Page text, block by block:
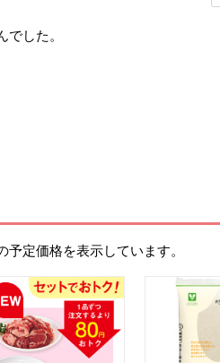
した。
定価格を表示しています。